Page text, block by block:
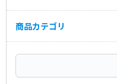
商品カテゴリ